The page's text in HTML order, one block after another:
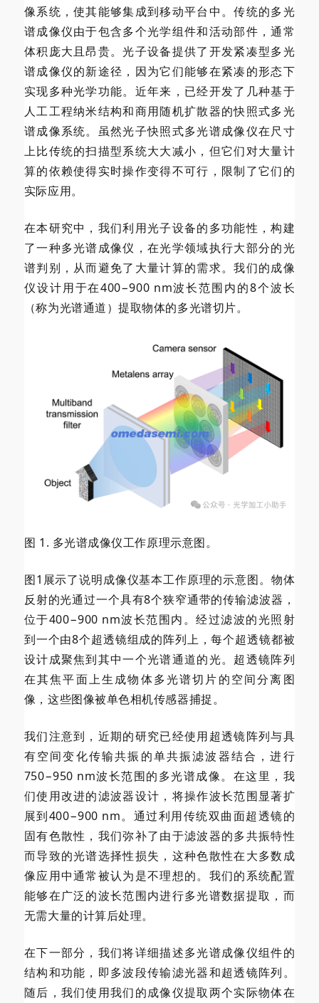
像系统，使其能够集成到移动平台中。传统的多光
谱成像仪由于包含多个光学组件和活动部件，通常
体积庞大且昂贵。光子设备提供了开发紧凑型多光
谱成像仪的新途径，因为它们能够在紧凑的形态下
实现多种光学功能。近年来，已经开发了几种基于
人工工程纳米结构和商用随机扩散器的快照式多光
谱成像系统。虽然光子快照式多光谱成像仪在尺寸
上比传统的扫描型系统大大减小，但它们对大量计
算的依赖使得实时操作变得不可行，限制了它们的
实际应用。
在本研究中，我们利用光子设备的多功能性，构建
了一种多光谱成像仪，在光学领域执行大部分的光
谱判别，从而避免了大量计算的需求。我们的成像
仪设计用于在400−900 nm波长范围内的8个波长
（称为光谱通道）提取物体的多光谱切片。
图 1. 多光谱成像仪工作原理示意图。
图1展示了说明成像仪基本工作原理的示意图。物体
反射的光通过一个具有8个狭窄通带的传输滤波器，
位于400−900 nm波长范围内。经过滤波的光照射
到一个由8个超透镜组成的阵列上，每个超透镜都被
设计成聚焦到其中一个光谱通道的光。 超透镜阵列
在其焦平面上生成物体多光谱切片的空间分离图
像，这些图像被单色相机传感器捕捉。
我们注意到，近期的研究已经使用超透镜阵列与具
有空间变化传输共振的单共振滤波器结合，进行
750−950 nm波长范围的多光谱成像。在这里，我
们使用改进的滤波器设计，将操作波长范围显著扩
展到400−900 nm。通过利用传统双曲面超透镜的
固有色散性，我们弥补了由于滤波器的多共振特性
而导致的光谱选择性损失，这种色散性在大多数成
像应用中通常被认为是不理想的。我们的系统配置
能够在广泛的波长范围内进行多光谱数据提取，而
无需大量的计算后处理。
在下一部分，我们将详细描述多光谱成像仪组件的
结构和功能，即多波段传输滤光器和超透镜阵列。
随后，我们使用我们的成像仪提取两个实际物体在